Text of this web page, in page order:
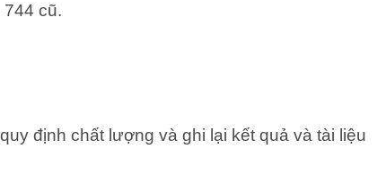
cũ.
định chất lượng và ghi lại kết quả và tài liệu